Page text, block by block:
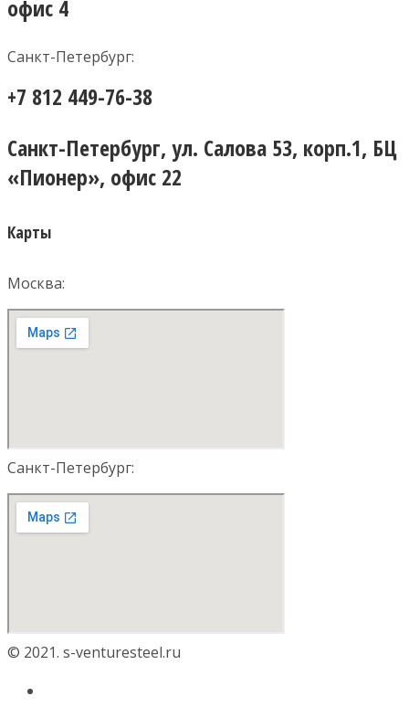
офис 4
Санкт-Петербург:
+7 812 449-76-38
Санкт-Петербург, ул. Салова 53, корп.1, БЦ
«Пионер», офис 22
Карты
Москва:
Санкт-Петербург:
© 2021. s-venturesteel.ru